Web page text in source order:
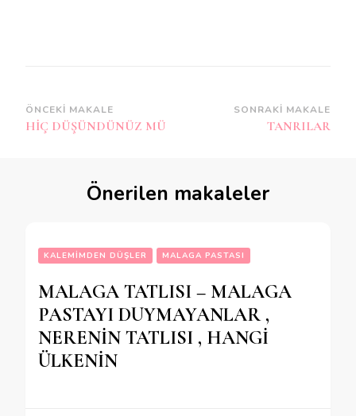
Yazı
dolaşımı
ÖNCEKI MAKALE
HİÇ DÜŞÜNDÜNÜZ MÜ
SONRAKI MAKALE
TANRILAR
Önerilen makaleler
KALEMIMDEN DÜŞLER MALAGA PASTASI
MALAGA TATLISI – MALAGA
PASTAYI DUYMAYANLAR ,
NERENİN TATLISI , HANGİ
ÜLKENİN